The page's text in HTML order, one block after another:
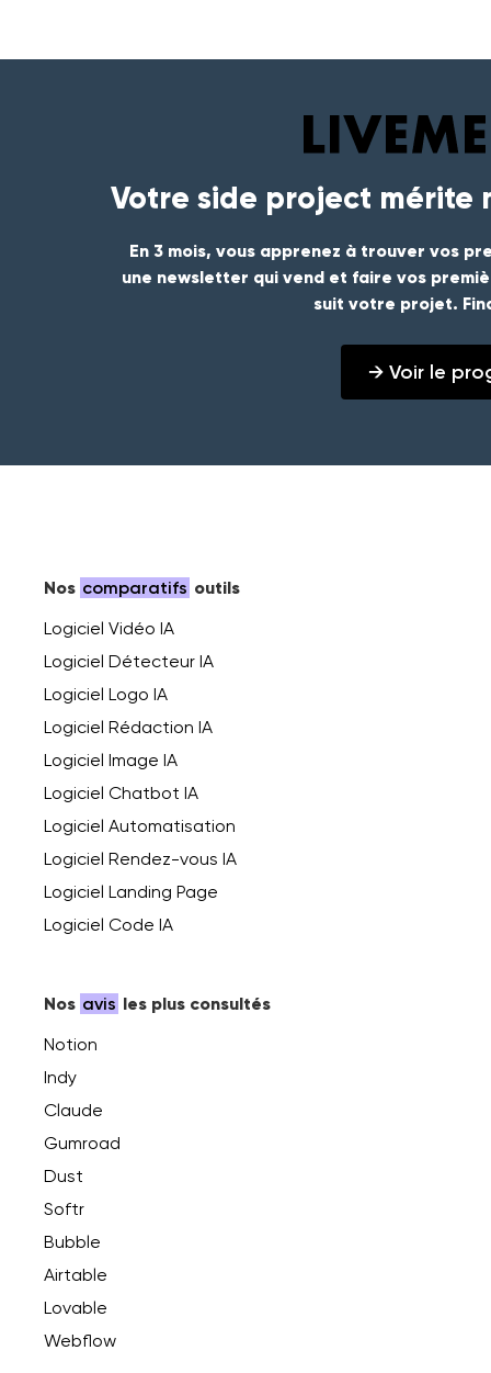
Votre side project mérite
En 3 mois, vous apprenez à trouver vos
une newsletter qui vend et faire vos
suit votre projet.
→ Voir le
Nos comparatifs outils
Logiciel Vidéo IA
Logiciel Détecteur IA
Logiciel Logo IA
Logiciel Rédaction IA
Logiciel Image IA
Logiciel Chatbot IA
Logiciel Automatisation
Logiciel Rendez-vous IA
Logiciel Landing Page
Logiciel Code IA
Nos avis les plus consultés
Notion
Indy
Claude
Gumroad
Dust
Softr
Bubble
Airtable
Lovable
Webflow